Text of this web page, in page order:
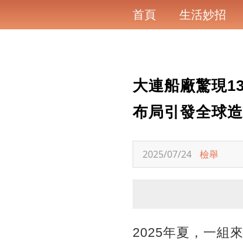
首頁 生活妙招
大連船廠驚現
布局引發全球
2025/07/24 檢舉
2025年夏，一組